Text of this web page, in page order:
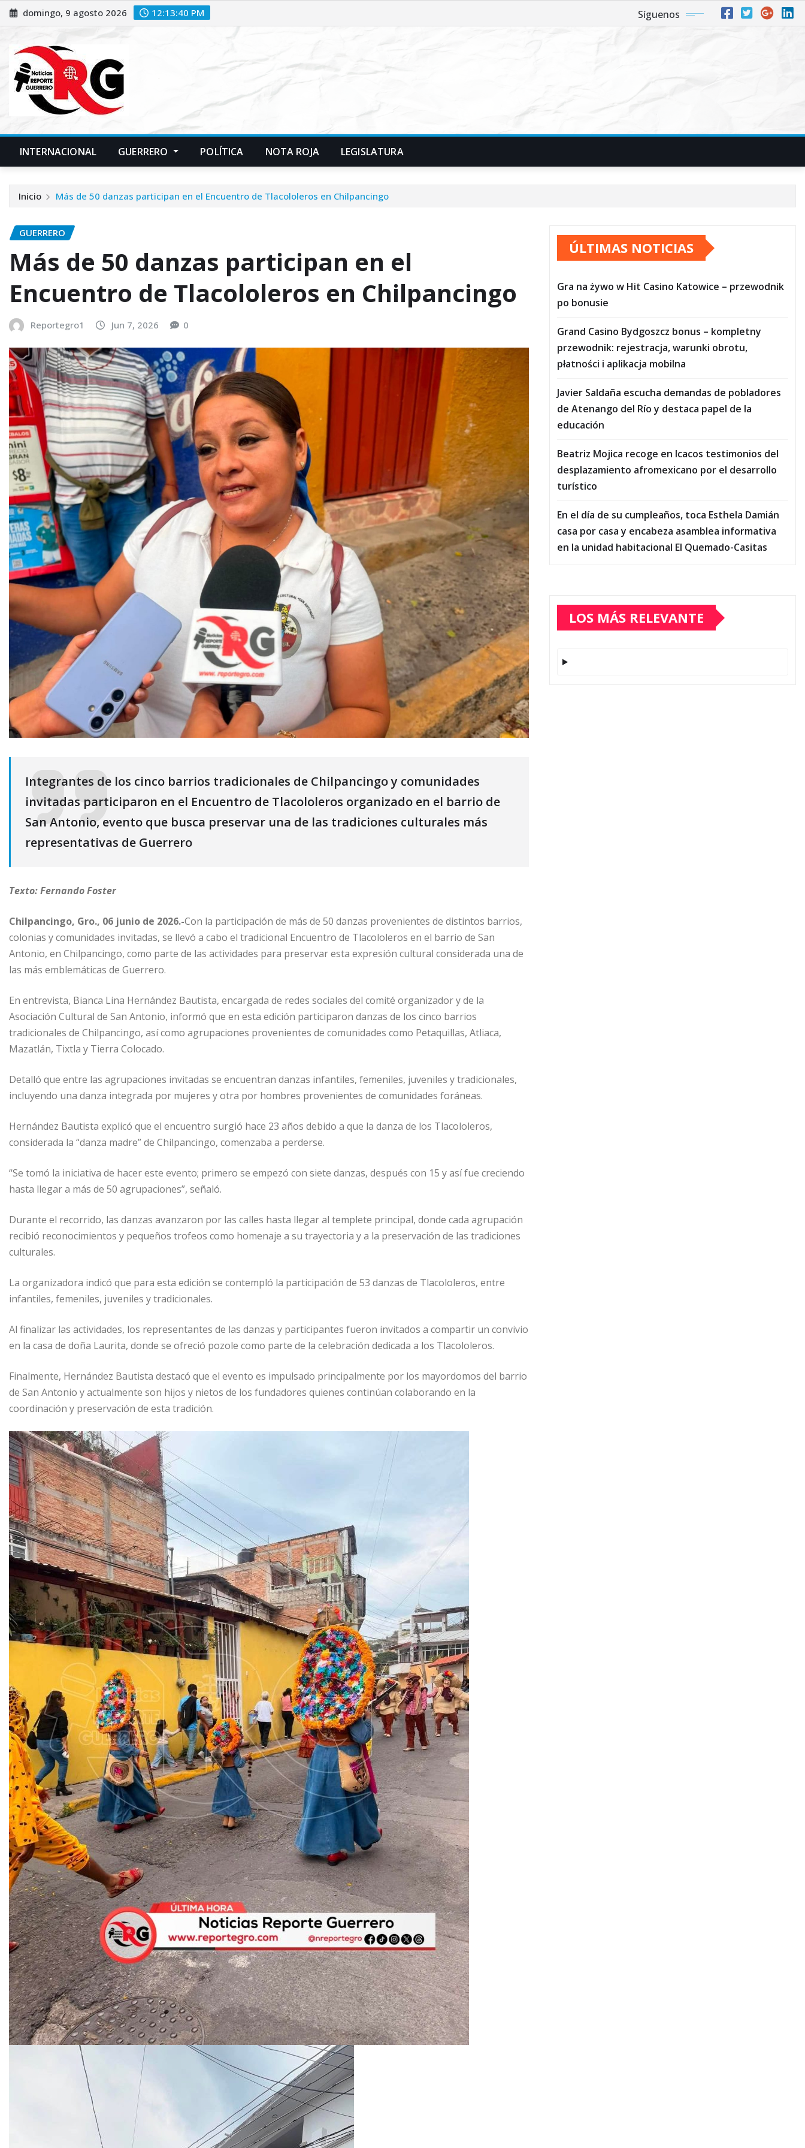
Saltar
al
domingo, 9 agosto 2026 12:13:42 PM Síguenos
INTERNACIONAL GUERRERO POLÍTICA NOTA ROJA LEGISLATURA
Inicio Más de 50 danzas participan en el Encuentro de Tlacololeros en Chilpancingo
GUERRERO
Más de 50 danzas participan en el
Encuentro de Tlacololeros en Chilpancingo
Reportegro1 Jun 7, 2026 0
Integrantes de los cinco barrios tradicionales de Chilpancingo y comunidades
invitadas participaron en el Encuentro de Tlacololeros organizado en el barrio de
San Antonio, evento que busca preservar una de las tradiciones culturales más
representativas de Guerrero
Texto: Fernando Foster
Chilpancingo, Gro., 06 junio de 2026.-Con la participación de más de 50 danzas provenientes de distintos barrios,
colonias y comunidades invitadas, se llevó a cabo el tradicional Encuentro de Tlacololeros en el barrio de San
Antonio, en Chilpancingo, como parte de las actividades para preservar esta expresión cultural considerada una de
las más emblemáticas de Guerrero.
En entrevista, Bianca Lina Hernández Bautista, encargada de redes sociales del comité organizador y de la
Asociación Cultural de San Antonio, informó que en esta edición participaron danzas de los cinco barrios
tradicionales de Chilpancingo, así como agrupaciones provenientes de comunidades como Petaquillas, Atliaca,
Mazatlán, Tixtla y Tierra Colocado.
Detalló que entre las agrupaciones invitadas se encuentran danzas infantiles, femeniles, juveniles y tradicionales,
incluyendo una danza integrada por mujeres y otra por hombres provenientes de comunidades foráneas.
Hernández Bautista explicó que el encuentro surgió hace 23 años debido a que la danza de los Tlacololeros,
considerada la “danza madre” de Chilpancingo, comenzaba a perderse.
“Se tomó la iniciativa de hacer este evento; primero se empezó con siete danzas, después con 15 y así fue creciendo
hasta llegar a más de 50 agrupaciones”, señaló.
Durante el recorrido, las danzas avanzaron por las calles hasta llegar al templete principal, donde cada agrupación
recibió reconocimientos y pequeños trofeos como homenaje a su trayectoria y a la preservación de las tradiciones
culturales.
La organizadora indicó que para esta edición se contempló la participación de 53 danzas de Tlacololeros, entre
infantiles, femeniles, juveniles y tradicionales.
Al finalizar las actividades, los representantes de las danzas y participantes fueron invitados a compartir un convivio
en la casa de doña Laurita, donde se ofreció pozole como parte de la celebración dedicada a los Tlacololeros.
Finalmente, Hernández Bautista destacó que el evento es impulsado principalmente por los mayordomos del barrio
de San Antonio y actualmente son hijos y nietos de los fundadores quienes continúan colaborando en la
coordinación y preservación de esta tradición.
ÚLTIMAS NOTICIAS
Gra na żywo w Hit Casino Katowice – przewodnik
po bonusie
Grand Casino Bydgoszcz bonus – kompletny
przewodnik: rejestracja, warunki obrotu,
płatności i aplikacja mobilna
Javier Saldaña escucha demandas de pobladores
de Atenango del Río y destaca papel de la
educación
Beatriz Mojica recoge en Icacos testimonios del
desplazamiento afromexicano por el desarrollo
turístico
En el día de su cumpleaños, toca Esthela Damián
casa por casa y encabeza asamblea informativa
en la unidad habitacional El Quemado-Casitas
LOS MÁS RELEVANTE